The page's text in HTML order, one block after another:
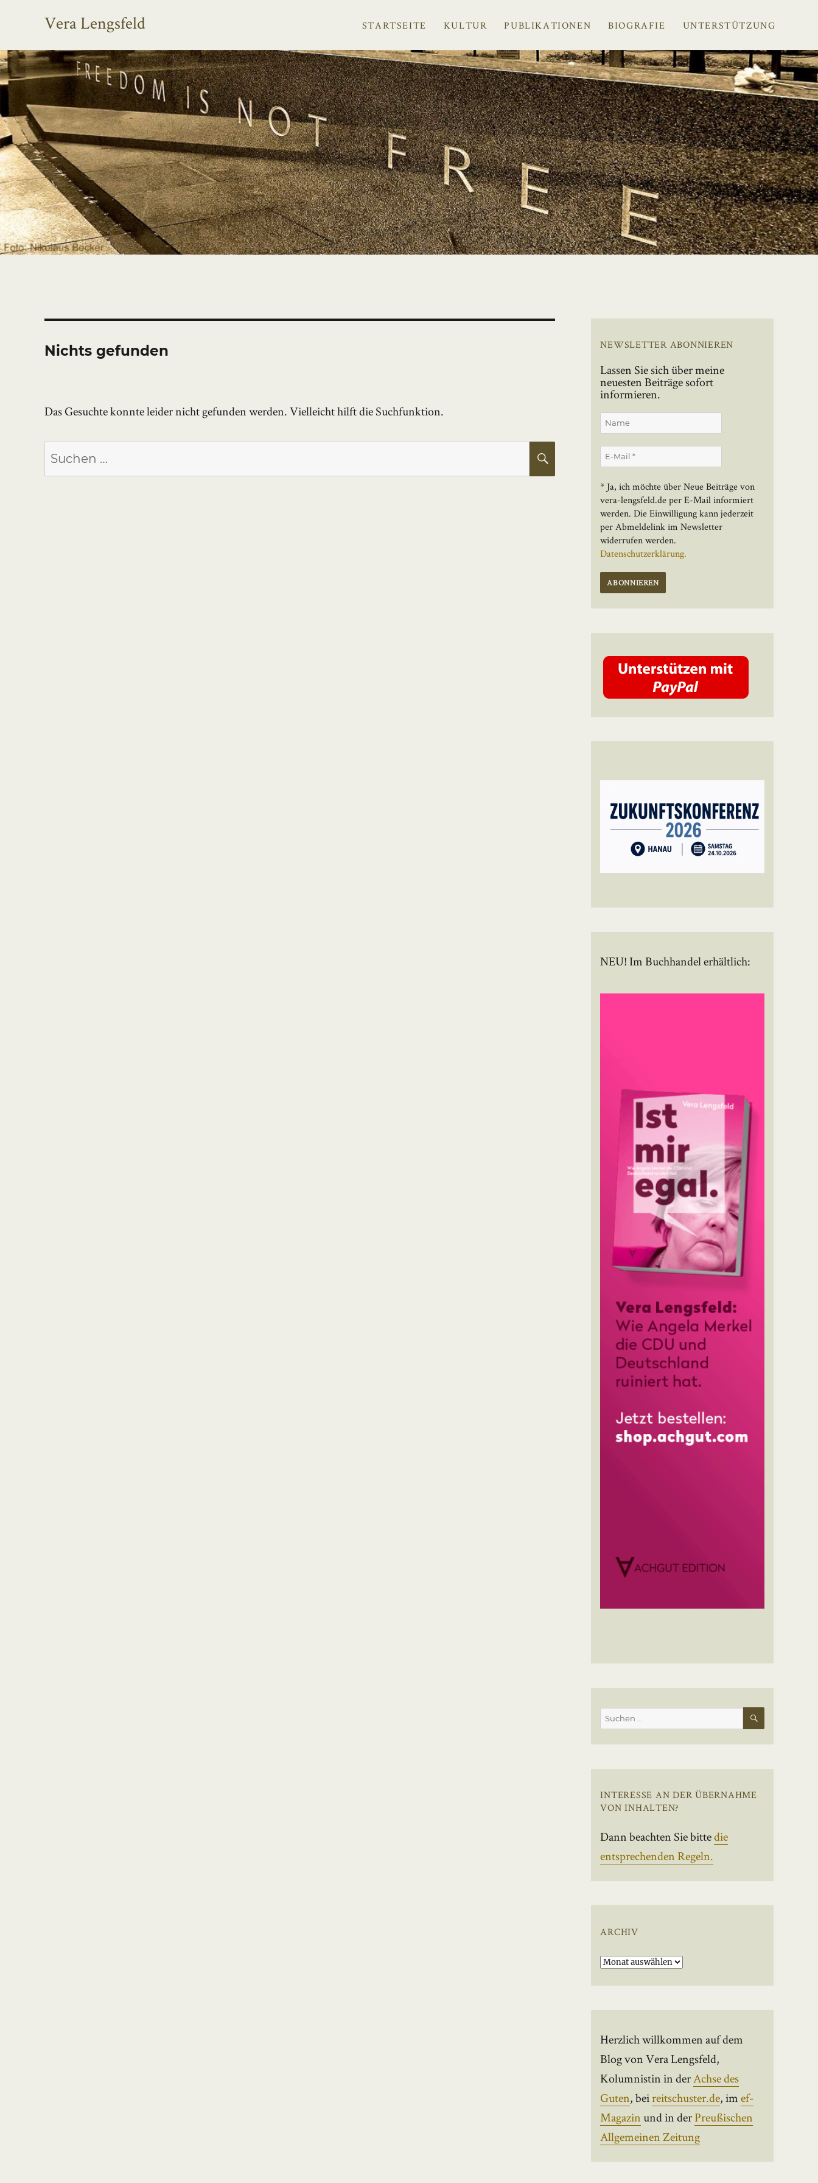
Vera Lengsfeld STARTSEITE KULTUR PUBLIKATIONEN BIOGRAFIE UNTERSTÜTZUNG
Nichts gefunden
Das Gesuchte konnte leider nicht gefunden werden. Vielleicht hilft die Suchfunktion.
Suchen
nach:
SUCHEN
NEWSLETTER ABONNIEREN
Lassen Sie sich über meine
neuesten Beiträge sofort
informieren.
* Ja, ich möchte über Neue Beiträge von
vera-lengsfeld.de per E-Mail informiert
werden. Die Einwilligung kann jederzeit
per Abmeldelink im Newsletter
widerrufen werden.
Datenschutzerklärung.
NEU! Im Buchhandel erhältlich:
Suchen
SUCHEN
INTERESSE AN DER ÜBERNAHME
VON INHALTEN?
Dann beachten Sie bittedie
entsprechenden Regeln.
ARCHIV
Archiv
Herzlich willkommen auf dem
Blog von Vera Lengsfeld,
Kolumnistin in derAchse des
Guten, beireitschuster.de, imef-
Magazinund in derPreußischen
Allgemeinen Zeitung